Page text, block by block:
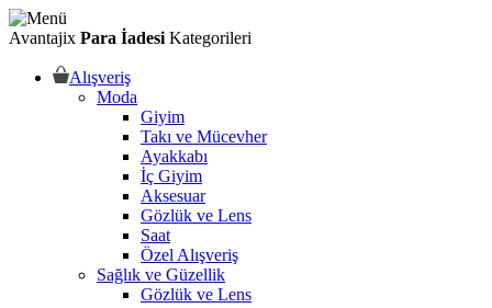
Avantajix Para İadesi Kategorileri
Alışveriş
Moda
Giyim
Takı ve Mücevher
Ayakkabı
İç Giyim
Aksesuar
Gözlük ve Lens
Saat
Özel Alışveriş
Sağlık ve Güzellik
Gözlük ve Lens